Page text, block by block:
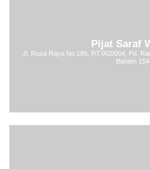
Pijat Saraf
Jl. Rusa Raya No.186, RT.002/004, Pd.
Banten